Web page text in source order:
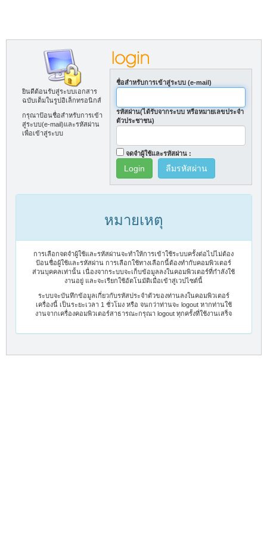
ชื่อสำหรับการเข้าสู่ระบบ (e-mail)
รหัสผ่าน(ได้รับจากระบบ หรือหมายเลขประจำ
ตัวประชาชน)
จดจำผู้ใช้และรหัสผ่าน :
ลืมรหัสผ่าน
ยินดีต้อนรับสู่ระบบเอกสาร
ฉบับเต็มในรูปอิเล็กทรอนิกส์
กรุณาป้อนชื่อสำหรับการเข้า
สู่ระบบ(e-mail)และรหัสผ่าน
เพื่อเข้าสู่ระบบ
หมายเหตุ
การเลือกจดจำผู้ใช้และรหัสผ่านจะทำให้การเข้าใช้ระบบครั้งต่อไปไม่ต้อง
ป้อนชื่อผู้ใช้และรหัสผ่าน การเลือกใช้ทางเลือกนี้ต้องทำกับคอมพิวเตอร์
ส่วนบุคคลเท่านั้น เนื่องจากระบบจะเก็บข้อมูลลงในคอมพิวเตอร์ที่กำลังใช้
งานอยู่ และจะเรียกใช้อัตโนมัติเมื่อเข้าสู่เวปไซต์นี้
ระบบจะบันทึกข้อมูลเกี่ยวกับรหัสประจำตัวของท่านลงในคอมพิวเตอร์
เครื่องนี้ เป็นระยะเวลา 1 ชั่วโมง หรือ จนกว่าท่านจะ logout หากท่านใช้
งานจากเครื่องคอมพิวเตอร์สาธารณะกรุณา logout ทุกครั้งที่ใช้งานเสร็จ